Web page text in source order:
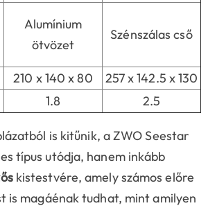
Alumínium
ötvözet
Szénszálas cső
210 x 140 x 80
257 x 142.5 x 130
1.8 2.5
is kitűnik, a ZWO Seestar
típus utódja, hanem inkább
kistestvére, amely számos előre
is magáénak tudhat, mint amilyen